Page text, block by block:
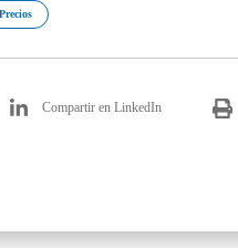
Precios
Compartir en LinkedIn